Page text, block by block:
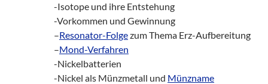
-Isotope und ihre Entstehung
-Vorkommen und Gewinnung
–Resonator-Folgezum Thema Erz-Aufbereitung
–Mond-Verfahren
-Nickelbatterien
-Nickel als Münzmetall und Münzname